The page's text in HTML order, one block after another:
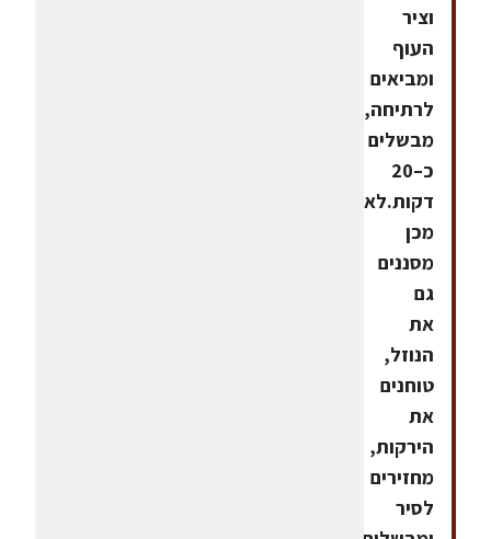
וציר
העוף
ומביאים
לרתיחה,
מבשלים
כ–20
דקות.לאחר
מכן
מסננים
גם
את
הנוזל,
טוחנים
את
הירקות,
מחזירים
לסיר